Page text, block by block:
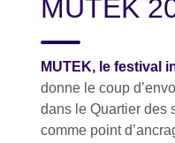
MUTEK
MUTEK, le festival
donne le coup
dans le Quartier des
comme point